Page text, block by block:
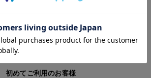
初めてご利用のお客様